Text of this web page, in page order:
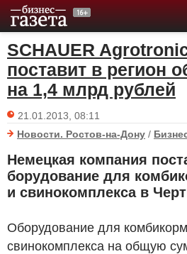
SCHAUER
поставит в регион
на 1,4 млрд рублей
21.01.2013, 08:11
Новости. Ростов-на-Дону /
Немецкая компания
борудование для
и свинокомплекса в
Оборудование для
свинокомплекса на общую